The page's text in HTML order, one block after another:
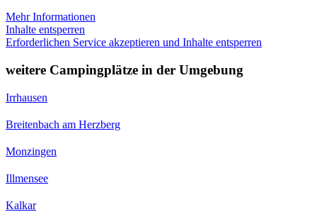
Mehr Informationen
Inhalte entsperren
Erforderlichen Service akzeptieren und Inhalte entsperren
weitere Campingplätze in der Umgebung
Irrhausen
Breitenbach am Herzberg
Monzingen
Illmensee
Kalkar